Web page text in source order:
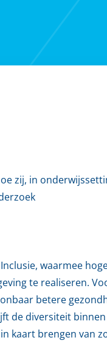
zij, in
waarmee
te realiseren.
betere
de diversiteit
kaart brengen van